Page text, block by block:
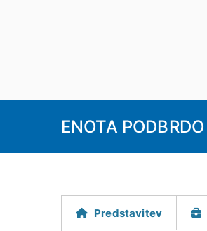
ENOTA PODBRDO
Predstavitev